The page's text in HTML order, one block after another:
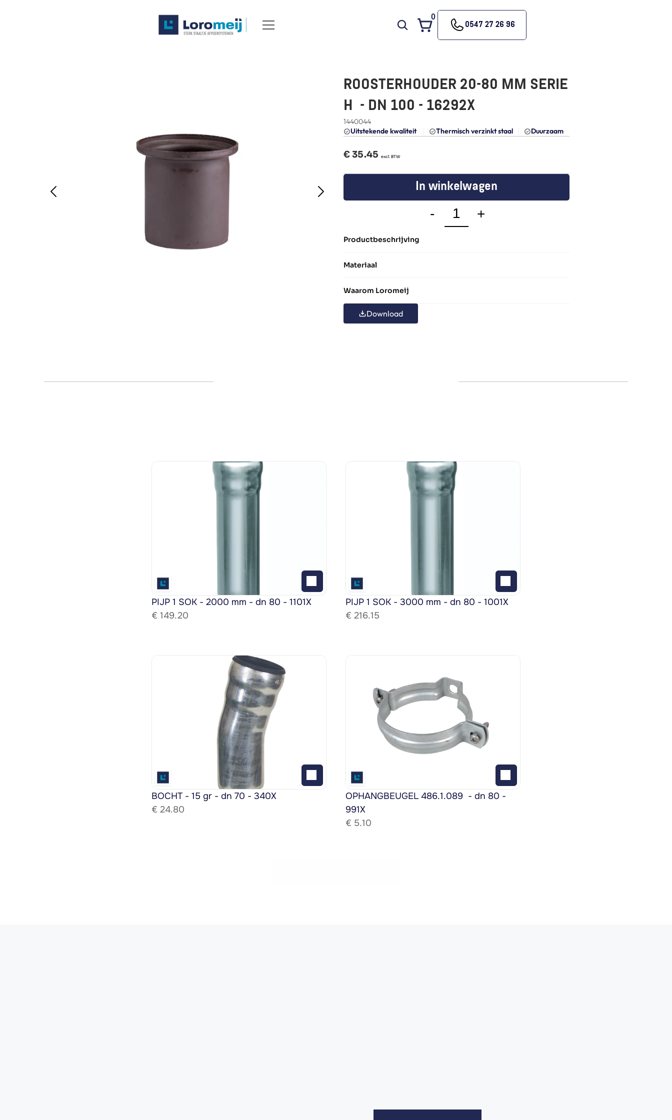
Poedercoaten
Over ons
Waarom Loromeij
Blogs
0
0547 27 26 96
ROOSTERHOUDER 20-80 MM SERIE
H  - DN 100 - 16292X
1440044
Uitstekende kwaliteit
Thermisch verzinkt staal Duurzaam
€ 35.45
  excl. BTW
In winkelwagen
- +
Productbeschrijving
Materiaal
Waarom Loromeij
Download
PIJP 1 SOK - 2000 mm - dn 80 - 1101X
€ 149.20
PIJP 1 SOK - 3000 mm - dn 80 - 1001X
€ 216.15
BOCHT - 15 gr - dn 70 - 340X
€ 24.80
OPHANGBEUGEL 486.1.089  - dn 80 -
991X
€ 5.10